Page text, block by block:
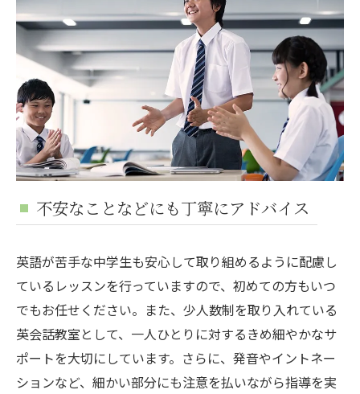
不安なことなどにも丁寧にアドバイス
英語が苦手な中学生も安心して取り組めるように配慮し
ているレッスンを行っていますので、初めての方もいつ
でもお任せください。また、少人数制を取り入れている
英会話教室として、一人ひとりに対するきめ細やかなサ
ポートを大切にしています。さらに、発音やイントネー
ションなど、細かい部分にも注意を払いながら指導を実